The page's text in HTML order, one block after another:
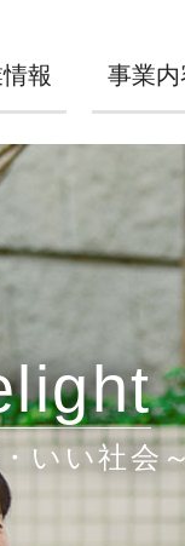
報 事業内
いい社会